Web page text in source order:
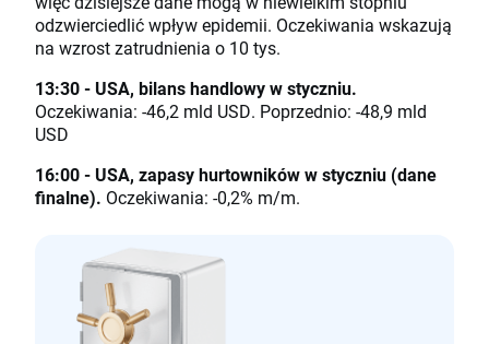
odzwierciedlić wpływ epidemii. Oczekiwania wskazują
na wzrost zatrudnienia o 10 tys.
13:30 - USA, bilans handlowy w styczniu.
Oczekiwania: -46,2 mld USD. Poprzednio: -48,9 mld
USD
16:00 - USA, zapasy hurtowników w styczniu (dane
finalne). Oczekiwania: -0,2% m/m.